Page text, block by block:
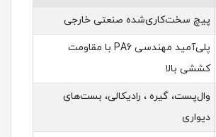
پیچ سخت‌کاری‌شده صنعتی خارجی
پلی‌آمید مهندسی PA6 با مقاومت
کششی بالا
وال‌پست، گیره ، رادیکالی، بست‌های
دیواری